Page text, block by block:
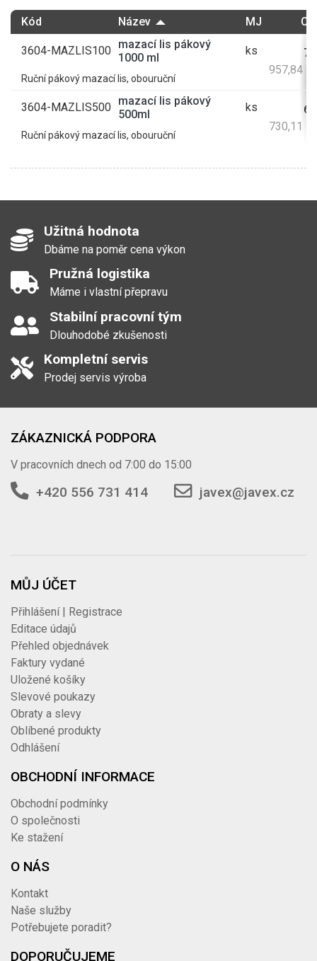
Kód Název MJ
3604-MAZLIS100 mazací lis pákový
1000 ml
ks
957,84
Ruční pákový mazací lis, obouruční
3604-MAZLIS500 mazací lis pákový
500ml
ks
730,11
Ruční pákový mazací lis, obouruční
Užitná hodnota
Dbáme na poměr cena výkon
Pružná logistika
Máme i vlastní přepravu
Stabilní pracovní tým
Dlouhodobé zkušenosti
Kompletní servis
Prodej servis výroba
ZÁKAZNICKÁ PODPORA
V pracovních dnech od 7:00 do 15:00
+420 556 731 414 javex@javex.cz
MŮJ ÚČET
Přihlášení | Registrace
Editace údajů
Přehled objednávek
Faktury vydané
Uložené košíky
Slevové poukazy
Obraty a slevy
Oblíbené produkty
Odhlášení
OBCHODNÍ INFORMACE
Obchodní podmínky
O společnosti
Ke stažení
O NÁS
Kontakt
Naše služby
Potřebujete poradit?
DOPORUČUJEME